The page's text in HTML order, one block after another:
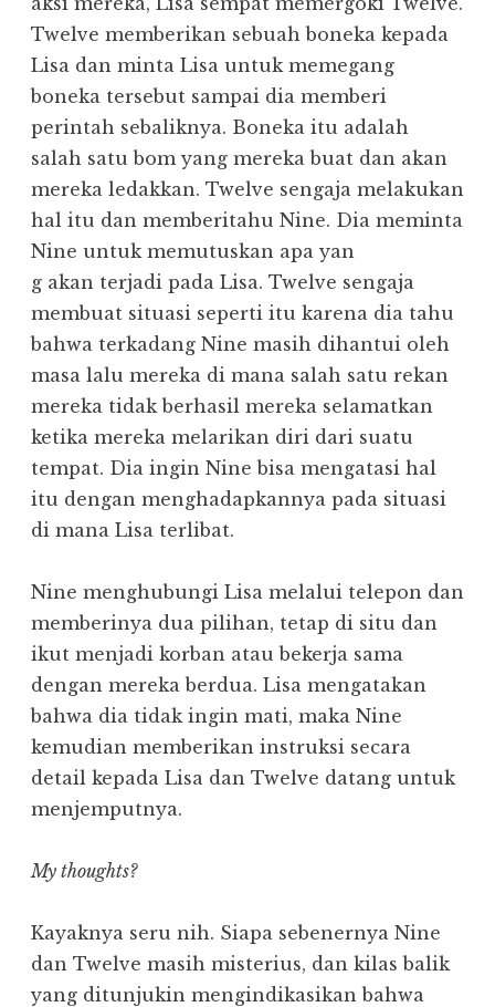
Twelve memberikan sebuah boneka kepada
Lisa dan minta Lisa untuk memegang
boneka tersebut sampai dia memberi
perintah sebaliknya. Boneka itu adalah
salah satu bom yang mereka buat dan akan
mereka ledakkan. Twelve sengaja melakukan
hal itu dan memberitahu Nine. Dia meminta
Nine untuk memutuskan apa yan
g akan terjadi pada Lisa. Twelve sengaja
membuat situasi seperti itu karena dia tahu
bahwa terkadang Nine masih dihantui oleh
masa lalu mereka di mana salah satu rekan
mereka tidak berhasil mereka selamatkan
ketika mereka melarikan diri dari suatu
tempat. Dia ingin Nine bisa mengatasi hal
itu dengan menghadapkannya pada situasi
di mana Lisa terlibat.
Nine menghubungi Lisa melalui telepon dan
memberinya dua pilihan, tetap di situ dan
ikut menjadi korban atau bekerja sama
dengan mereka berdua. Lisa mengatakan
bahwa dia tidak ingin mati, maka Nine
kemudian memberikan instruksi secara
detail kepada Lisa dan Twelve datang untuk
menjemputnya.
My thoughts?
Kayaknya seru nih. Siapa sebenernya Nine
dan Twelve masih misterius, dan kilas balik
yang ditunjukin mengindikasikan bahwa